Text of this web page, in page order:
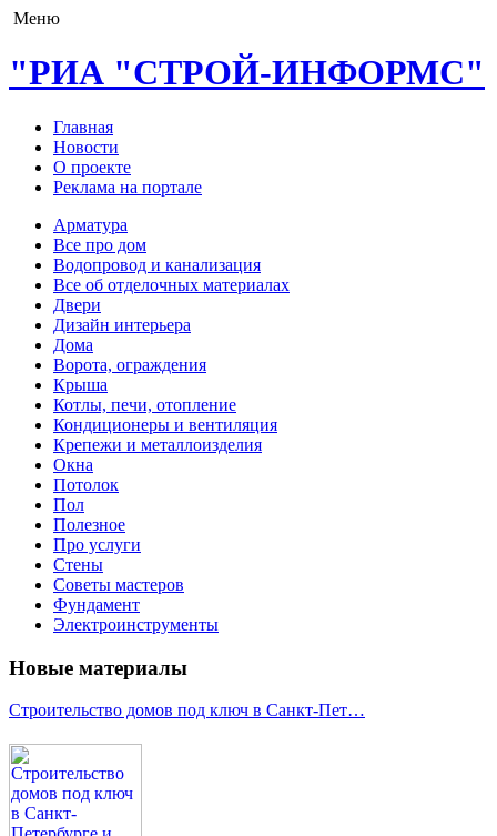
Меню
"РИА "СТРОЙ-ИНФОРМС"
Главная
Новости
О проекте
Реклама на портале
Арматура
Все про дом
Водопровод и канализация
Все об отделочных материалах
Двери
Дизайн интерьера
Дома
Ворота, ограждения
Крыша
Котлы, печи, отопление
Кондиционеры и вентиляция
Крепежи и металлоизделия
Окна
Потолок
Пол
Полезное
Про услуги
Стены
Советы мастеров
Фундамент
Электроинструменты
Новые материалы
Строительство домов под ключ в Санкт-Пет…